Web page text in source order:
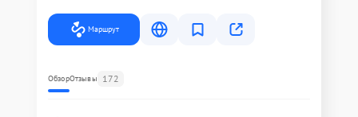
Маршрут
ОбзорОтзывы 172